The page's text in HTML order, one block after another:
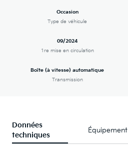
Occasion
Type de véhicule
09/2024
1re mise en circulation
Boîte (à vitesse) automatique
Transmission
Données
techniques
Équipement